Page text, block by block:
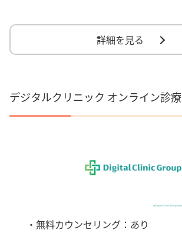
詳細を見る
デジタルクリニック オンライン診療
・無料カウンセリング：あり